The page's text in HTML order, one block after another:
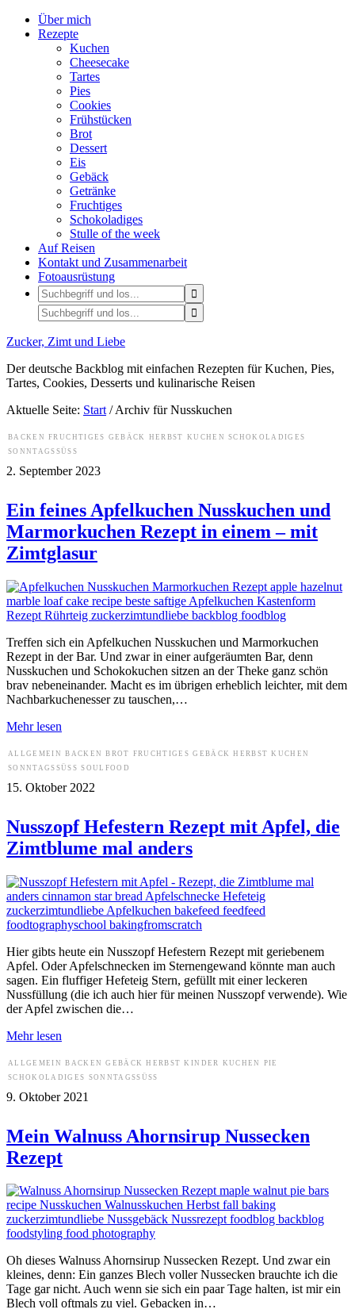
Über mich
Rezepte
Kuchen
Cheesecake
Tartes
Pies
Cookies
Frühstücken
Brot
Dessert
Eis
Gebäck
Getränke
Fruchtiges
Schokoladiges
Stulle of the week
Auf Reisen
Kontakt und Zusammenarbeit
Fotoausrüstung
Zucker, Zimt und Liebe
Der deutsche Backblog mit einfachen Rezepten für Kuchen, Pies,
Tartes, Cookies, Desserts und kulinarische Reisen
Aktuelle Seite: Start /Archiv für Nusskuchen
BACKEN FRUCHTIGES GEBÄCK HERBST KUCHEN SCHOKOLADIGES
SONNTAGSSÜSS
2. September 2023
Ein feines Apfelkuchen Nusskuchen und
Marmorkuchen Rezept in einem – mit
Zimtglasur
Treffen sich ein Apfelkuchen Nusskuchen und Marmorkuchen
Rezept in der Bar. Und zwar in einer aufgeräumten Bar, denn
Nusskuchen und Schokokuchen sitzen an der Theke ganz schön
brav nebeneinander. Macht es im übrigen erheblich leichter, mit dem
Nachbarkuchenesser zu tauschen,…
Mehr lesen
ALLGEMEIN BACKEN BROT FRUCHTIGES GEBÄCK HERBST KUCHEN
SONNTAGSSÜSS
SOULFOOD
15. Oktober 2022
Nusszopf Hefestern Rezept mit Apfel, die
Zimtblume mal anders
Hier gibts heute ein Nusszopf Hefestern Rezept mit geriebenem
Apfel. Oder Apfelschnecken im Sternengewand könnte man auch
sagen. Ein fluffiger Hefeteig Stern, gefüllt mit einer leckeren
Nussfüllung (die ich auch hier für meinen Nusszopf verwende). Wie
der Apfel zwischen die…
Mehr lesen
ALLGEMEIN BACKEN GEBÄCK HERBST KINDER KUCHEN
PIE
SCHOKOLADIGES SONNTAGSSÜSS
9. Oktober 2021
Mein Walnuss Ahornsirup Nussecken
Rezept
Oh dieses Walnuss Ahornsirup Nussecken Rezept. Und zwar ein
kleines, denn: Ein ganzes Blech voller Nussecken brauchte ich die
Tage gar nicht. Auch wenn sie sich ein paar Tage halten, ist mir ein
Blech voll oftmals zu viel. Gebacken in…